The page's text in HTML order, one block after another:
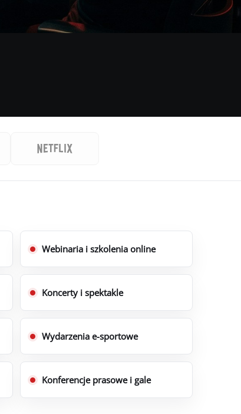
Webinaria i szkolenia online
Koncerty i spektakle
Wydarzenia e-sportowe
Konferencje prasowe i gale